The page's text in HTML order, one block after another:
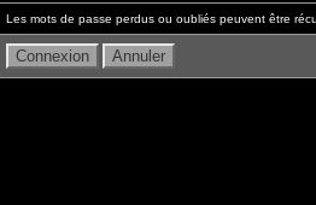
Les mots de passe perdus ou oubliés peuvent être